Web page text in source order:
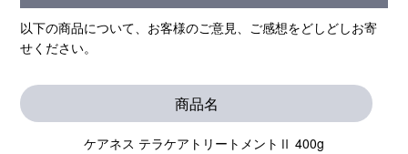
以下の商品について、お客様のご意見、ご感想をどしどしお寄
せください。
商品名
ケアネス テラケアトリートメントⅡ 400g